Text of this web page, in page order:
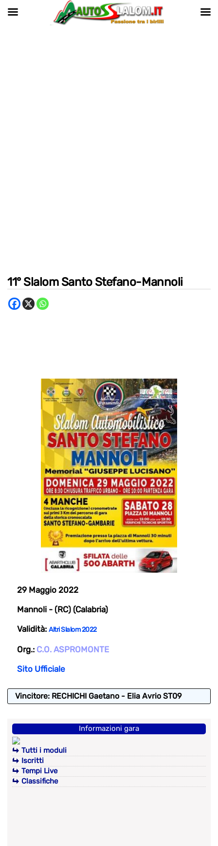
11° Slalom Santo Stefano-Mannoli
29 Maggio 2022
Mannoli - (RC) (Calabria)
Validità: Altri Slalom 2022
Org.: C.O. ASPROMONTE
Sito Ufficiale
Vincitore: RECHICHI Gaetano - Elia Avrio ST09
Informazioni gara
Tutti i moduli
Iscritti
Tempi Live
Classifiche